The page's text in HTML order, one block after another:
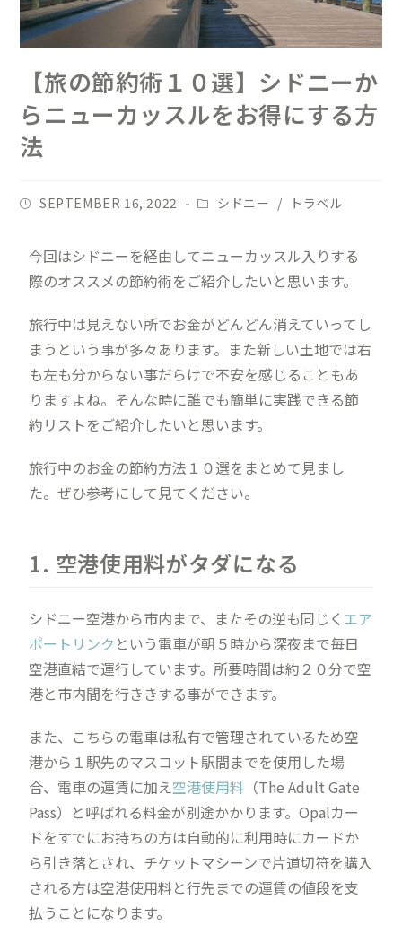
【旅の節約術１０選】シドニーか
らニューカッスルをお得にする方
法
SEPTEMBER 16, 2022 シドニー / トラベル
今回はシドニーを経由してニューカッスル入りする
際のオススメの節約術をご紹介したいと思います。
旅行中は見えない所でお金がどんどん消えていってし
まうという事が多々あります。また新しい土地では右
も左も分からない事だらけで不安を感じることもあ
りますよね。そんな時に誰でも簡単に実践できる節
約リストをご紹介したいと思います。
旅行中のお金の節約方法１０選をまとめて見まし
た。ぜひ参考にして見てください。
1. 空港使用料がタダになる
シドニー空港から市内まで、またその逆も同じく エア
ポートリンク という電車が朝５時から深夜まで毎日
空港直結で運行しています。所要時間は約２０分で空
港と市内間を行ききする事ができます。
また、こちらの電車は私有で管理されているため空
港から１駅先のマスコット駅間までを使用した場
合、電車の運賃に加え空港使用料 （The Adult Gate
Pass）と呼ばれる料金が別途かかります。Opalカー
ドをすでにお持ちの方は自動的に利用時にカードか
ら引き落とされ、チケットマシーンで片道切符を購入
される方は空港使用料と行先までの運賃の値段を支
払うことになります。